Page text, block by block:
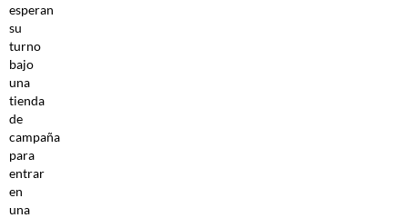
esperan
su
turno
bajo
una
tienda
de
campaña
para
entrar
en
una